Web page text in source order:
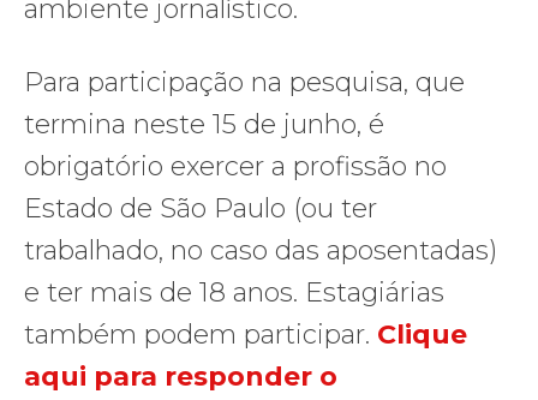
ambiente jornalístico.
Para participação na pesquisa, que
termina neste 15 de junho, é
obrigatório exercer a profissão no
Estado de São Paulo (ou ter
trabalhado, no caso das aposentadas)
e ter mais de 18 anos. Estagiárias
também podem participar. Clique
aqui para responder o